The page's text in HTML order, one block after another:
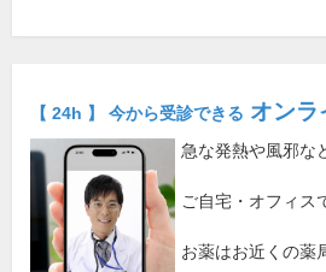
【 24h 】 今から受診できる オンラ
急な発熱や風邪な
ご自宅・オフィス
お薬はお近くの薬